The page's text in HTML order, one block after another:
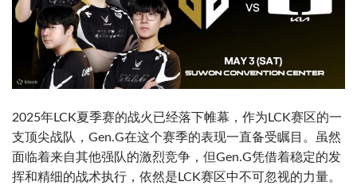
2025年LCK夏季赛的战火已经落下帷幕，作为LCK赛区的一
支顶尖战队，Gen.G在这个赛季的表现一直备受瞩目。虽然
面临着来自其他强队的激烈竞争，但Gen.G凭借着稳定的发
挥和精细的战术执行，依然是LCK赛区中不可忽视的力量。